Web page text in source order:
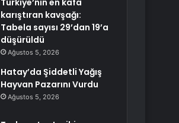
Türkiye’nin en kafa
karıştıran kavşağı:
Tabela sayısı 29’dan 19’a
düşürüldü
Ağustos 5, 2026
Hatay’da Şiddetli Yağış
Hayvan Pazarını Vurdu
Ağustos 5, 2026